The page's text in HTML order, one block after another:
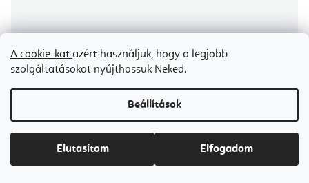
A cookie-kat azért használjuk, hogy a legjobb
szolgáltatásokat nyújthassuk Neked.
Beállítások
Elutasítom Elfogadom